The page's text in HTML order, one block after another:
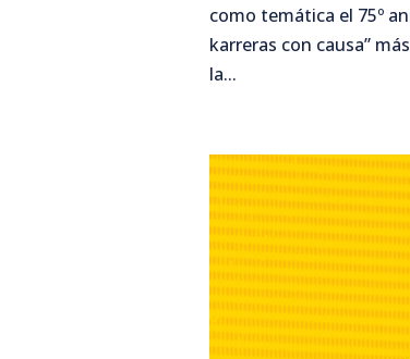
como temática el 75º
karreras con causa”
la...